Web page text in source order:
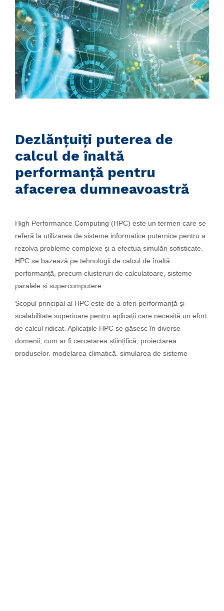
Dezlănțuiți puterea de
calcul de înaltă
performanță pentru
afacerea dumneavoastră
High Performance Computing (HPC) este un termen care se
referă la utilizarea de sisteme informatice puternice pentru a
rezolva probleme complexe și a efectua simulări sofisticate.
HPC se bazează pe tehnologii de calcul de înaltă
performanță, precum clusteruri de calculatoare, sisteme
paralele și supercomputere.
Scopul principal al HPC este de a oferi performanță și
scalabilitate superioare pentru aplicații care necesită un efort
de calcul ridicat. Aplicațiile HPC se găsesc în diverse
domenii, cum ar fi cercetarea științifică, proiectarea
produselor, modelarea climatică, simularea de sisteme